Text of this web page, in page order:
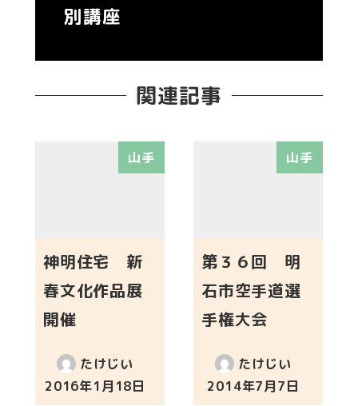
別講座
関連記事
山手
神明住宅 新
春文化作品展
開催
たけじい
投稿日
2016年1月18日
山手
第３６回 明
石市空手道選
手権大会
たけじい
投稿日
2014年7月7日